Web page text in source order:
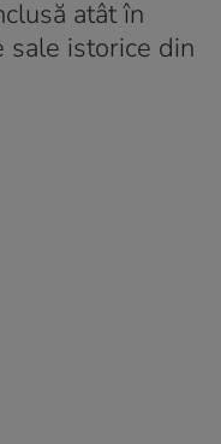
atât în
sale istorice din